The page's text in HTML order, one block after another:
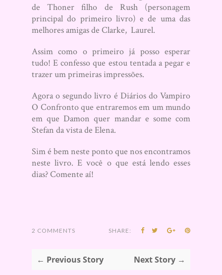
de Thoner filho de Rush (personagem
principal do primeiro livro) e de uma das
melhores amigas de Clarke, Laurel.
Assim como o primeiro já posso esperar
tudo! E confesso que estou tentada a pegar e
trazer um primeiras impressões.
Agora o segundo livro é Diários do Vampiro
O Confronto que entraremos em um mundo
em que Damon quer mandar e some com
Stefan da vista de Elena.
Sim é bem neste ponto que nos encontramos
neste livro. E você o que está lendo esses
dias? Comente aí!
2 COMMENTS SHARE:
← Previous Story Next Story →